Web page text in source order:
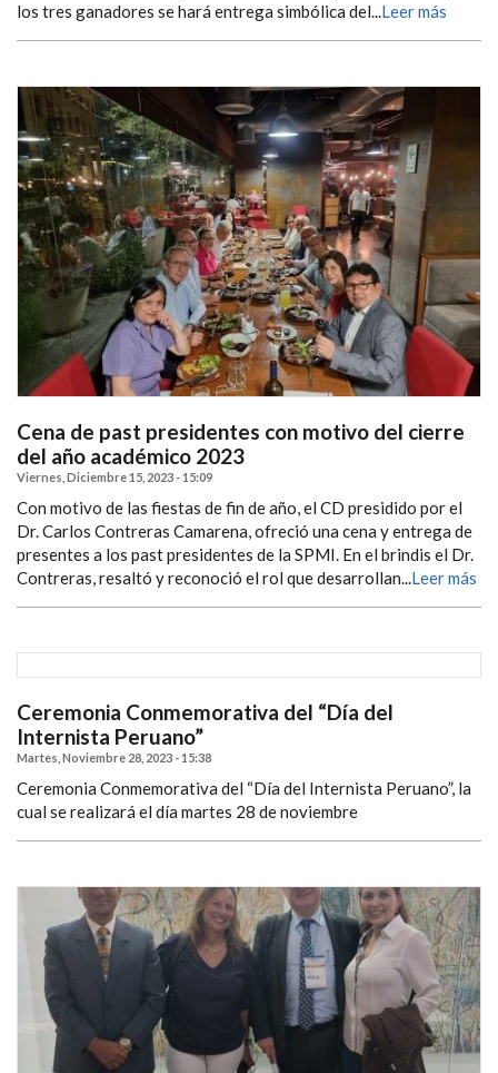
los tres ganadores se hará entrega simbólica del...Leer más
Cena de past presidentes con motivo del cierre
del año académico 2023
Viernes, Diciembre 15, 2023 - 15:09
Con motivo de las fiestas de fin de año, el CD presidido por el
Dr. Carlos Contreras Camarena, ofreció una cena y entrega de
presentes a los past presidentes de la SPMI. En el brindis el Dr.
Contreras, resaltó y reconoció el rol que desarrollan...Leer más
Ceremonia Conmemorativa del “Día del
Internista Peruano”
Martes, Noviembre 28, 2023 - 15:38
Ceremonia Conmemorativa del “Día del Internista Peruano”, la
cual se realizará el día martes 28 de noviembre